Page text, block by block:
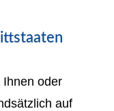
oder
auf